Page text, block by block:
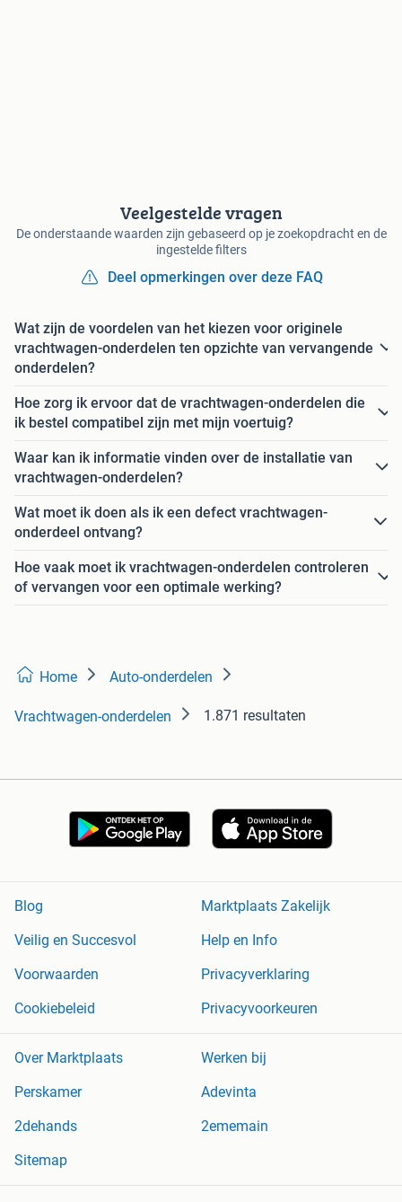
Veelgestelde vragen
De onderstaande waarden zijn gebaseerd op je zoekopdracht en de
ingestelde filters
Deel opmerkingen over deze FAQ
Wat zijn de voordelen van het kiezen voor originele
vrachtwagen-onderdelen ten opzichte van vervangende
onderdelen?
Hoe zorg ik ervoor dat de vrachtwagen-onderdelen die
ik bestel compatibel zijn met mijn voertuig?
Waar kan ik informatie vinden over de installatie van
vrachtwagen-onderdelen?
Wat moet ik doen als ik een defect vrachtwagen-
onderdeel ontvang?
Hoe vaak moet ik vrachtwagen-onderdelen controleren
of vervangen voor een optimale werking?
Home Auto-onderdelen
Vrachtwagen-onderdelen 1.871 resultaten
Blog
Marktplaats Zakelijk
Veilig en Succesvol
Help en Info
Voorwaarden
Privacyverklaring
Cookiebeleid
Privacyvoorkeuren
Over Marktplaats
Werken bij
Perskamer
Adevinta
2dehands
2ememain
Sitemap